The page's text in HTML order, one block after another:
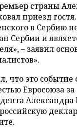
страны
приезд
в Сербию
Сербии и
– заявил
что это событие
Евросоюза за